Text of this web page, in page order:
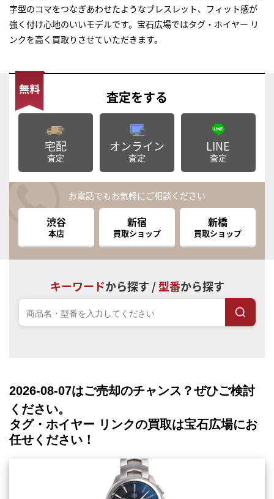
字型のコマをつなぎあわせたようなブレスレット、フィット感が
強く付け心地のいいモデルです。宝石広場ではタグ・ホイヤー リ
ンクを高く買取りさせていただきます。
査定をする
宅配
査定
オンライン
査定
LINE
査定
お電話でもお気軽にご相談ください
渋谷
本店
新宿
買取ショップ
新橋
買取ショップ
キーワードから探す /型番から探す
2026-08-07はご売却のチャンス？ぜひご検討
ください。
タグ・ホイヤー リンクの買取は宝石広場にお
任せください！